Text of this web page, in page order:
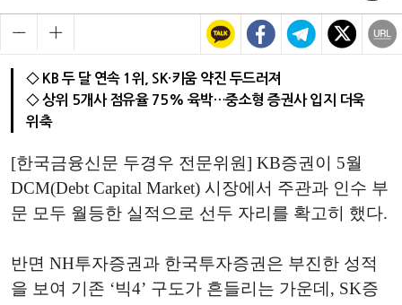
◇ KB 두 달 연속 1위, SK·키움 약진 두드러져
◇ 상위 5개사 점유율 75% 육박…중소형 증권사 입지 더욱
위축
[한국금융신문 두경우 전문위원] KB증권이 5월
DCM(Debt Capital Market) 시장에서 주관과 인수 부
문 모두 월등한 실적으로 선두 자리를 확고히 했다.
반면 NH투자증권과 한국투자증권은 부진한 성적
을 보여 기존 ‘빅4’ 구도가 흔들리는 가운데, SK증